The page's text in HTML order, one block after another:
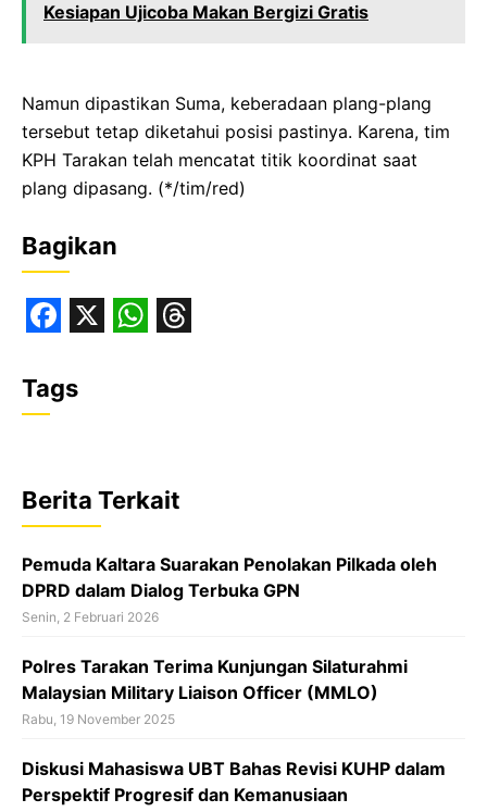
Kesiapan Ujicoba Makan Bergizi Gratis
Namun dipastikan Suma, keberadaan plang-plang
tersebut tetap diketahui posisi pastinya. Karena, tim
KPH Tarakan telah mencatat titik koordinat saat
plang dipasang. (*/tim/red)
Bagikan
a
c
b
o
o
k
s
A
p
p
a
d
s
Tags
Berita Terkait
Pemuda Kaltara Suarakan Penolakan Pilkada oleh
DPRD dalam Dialog Terbuka GPN
Senin, 2 Februari 2026
Polres Tarakan Terima Kunjungan Silaturahmi
Malaysian Military Liaison Officer (MMLO)
Rabu, 19 November 2025
Diskusi Mahasiswa UBT Bahas Revisi KUHP dalam
Perspektif Progresif dan Kemanusiaan